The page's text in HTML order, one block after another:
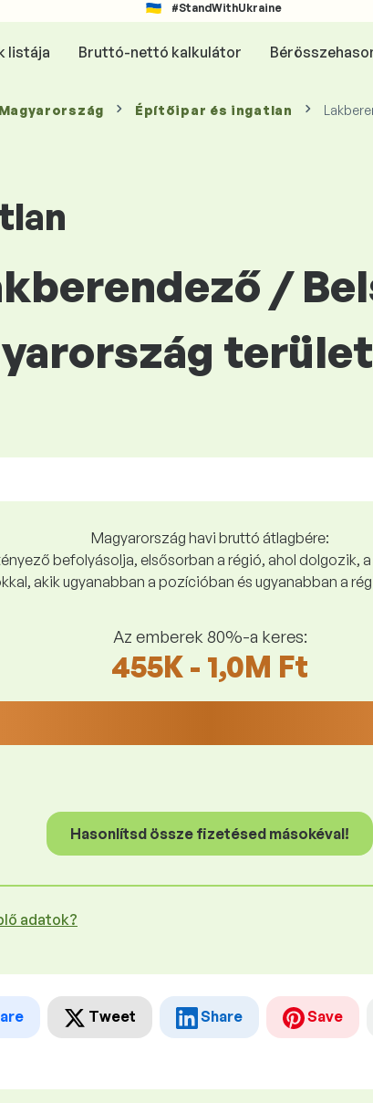
#StandWithUkraine
listája Bruttó-nettó kalkulátor
Építőipar és ingatlan
/
Magyarország havi bruttó átlagbére:
befolyásolja, elsősorban a régió, ahol dolgozik,
akik ugyanabban a pozícióban és ugyanabban a
Az emberek 80%-a keres:
455K - 1,0M Ft
Hasonlítsd össze fizetésed másokéval!
adatok?
Tweet Share Save